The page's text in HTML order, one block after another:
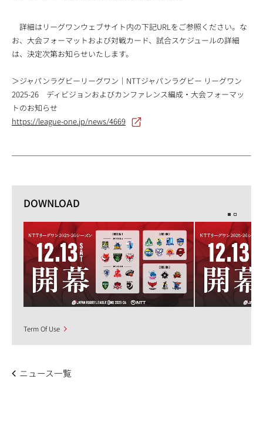
詳細はリーグワンウェブサイト内の下記URLをご参照ください。な
お、大会フォーマットおよび対戦カード、試合スケジュールの詳細
は、決定次第お知らせいたします。
＞ジャパンラグビーリーグワン｜NTTジャパンラグビー リーグワン
2025-26 ディビジョンおよびカンファレンス編成・大会フォーマッ
トのお知らせ
https://league-one.jp/news/4669
DOWNLOAD
Term Of Use
ニュース一覧